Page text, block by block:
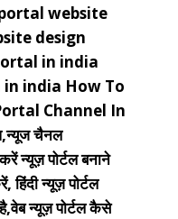
website
design
in india
india How To
Channel In
चैनल
न्यूज़ पोर्टल बनाने
न्यूज़ पोर्टल
है,वेब न्यूज़ पोर्टल कैसे